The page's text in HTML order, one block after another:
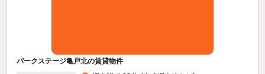
パークステージ亀戸北の賃貸物件